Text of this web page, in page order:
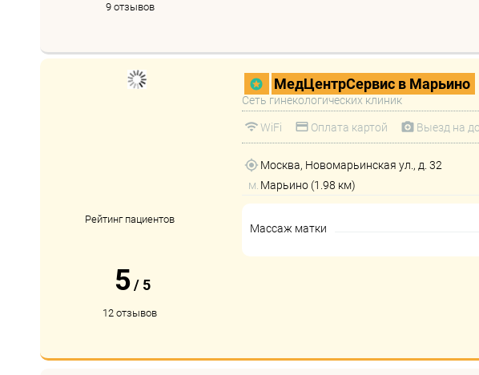
9 отзывов
Рейтинг пациентов
5 / 5
12 отзывов
МедЦентрСервис в Марьино
Сеть гинекологических клиник
WiFi Оплата картой Выезд на
Москва, Новомарьинская ул., д. 32
м. Марьино (1.98 км)
Массаж матки